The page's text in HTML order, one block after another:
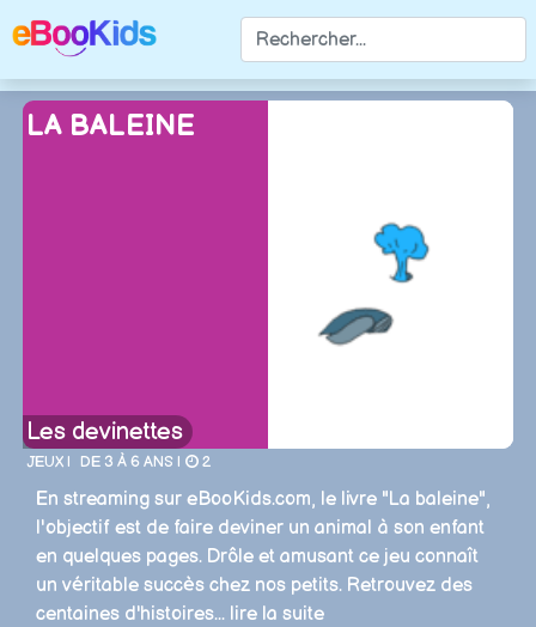
LA BALEINE
Les devinettes
JEUX | DE 3 À 6 ANS | 2
En streaming sur eBooKids.com, le livre "La baleine",
l'objectif est de faire deviner un animal à son enfant
en quelques pages. Drôle et amusant ce jeu connaît
un véritable succès chez nos petits. Retrouvez des
centaines d'histoires... lire la suite